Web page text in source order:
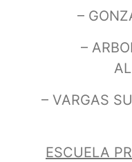
–
–
– VARGAS
ESCUELA